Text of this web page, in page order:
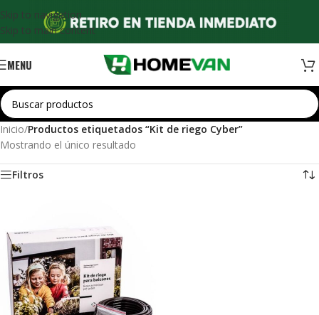
Skip to navigation
Skip to main content
MENU
Inicio/Productos etiquetados “Kit de riego Cyber”
Mostrando el único resultado
Filtros